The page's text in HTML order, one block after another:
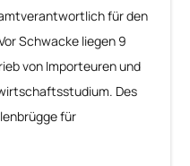
für den
Schwacke liegen 9
von Importeuren und
Des
für